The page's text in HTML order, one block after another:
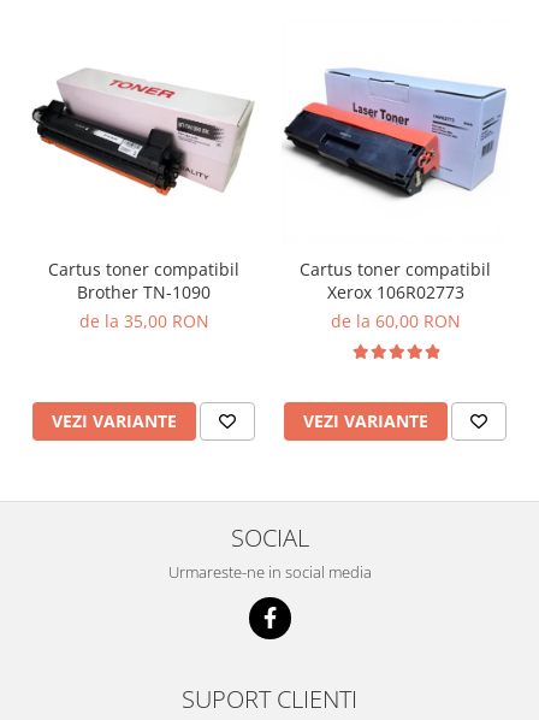
Cartus toner compatibil
Brother TN-1090
de la 35,00 RON
VEZI VARIANTE
Cartus toner compatibil
Xerox 106R02773
de la 60,00 RON
VEZI VARIANTE
SOCIAL
Urmareste-ne in social media
SUPORT CLIENTI